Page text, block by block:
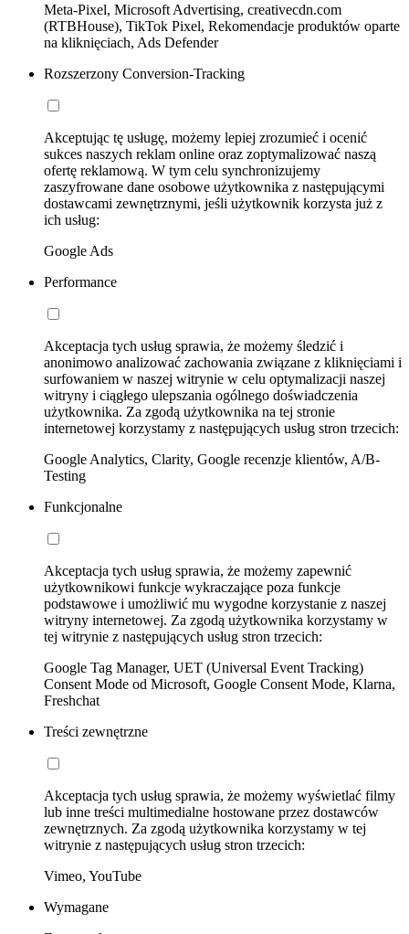
Meta-Pixel, Microsoft Advertising, creativecdn.com
(RTBHouse), TikTok Pixel, Rekomendacje produktów oparte
na kliknięciach, Ads Defender
Rozszerzony Conversion-Tracking
Akceptując tę usługę, możemy lepiej zrozumieć i ocenić
sukces naszych reklam online oraz zoptymalizować naszą
ofertę reklamową. W tym celu synchronizujemy
zaszyfrowane dane osobowe użytkownika z następującymi
dostawcami zewnętrznymi, jeśli użytkownik korzysta już z
ich usług:
Google Ads
Performance
Akceptacja tych usług sprawia, że możemy śledzić i
anonimowo analizować zachowania związane z kliknięciami i
surfowaniem w naszej witrynie w celu optymalizacji naszej
witryny i ciągłego ulepszania ogólnego doświadczenia
użytkownika. Za zgodą użytkownika na tej stronie
internetowej korzystamy z następujących usług stron trzecich:
Google Analytics, Clarity, Google recenzje klientów, A/B-
Testing
Funkcjonalne
Akceptacja tych usług sprawia, że możemy zapewnić
użytkownikowi funkcje wykraczające poza funkcje
podstawowe i umożliwić mu wygodne korzystanie z naszej
witryny internetowej. Za zgodą użytkownika korzystamy w
tej witrynie z następujących usług stron trzecich:
Google Tag Manager, UET (Universal Event Tracking)
Consent Mode od Microsoft, Google Consent Mode, Klarna,
Freshchat
Treści zewnętrzne
Akceptacja tych usług sprawia, że możemy wyświetlać filmy
lub inne treści multimedialne hostowane przez dostawców
zewnętrznych. Za zgodą użytkownika korzystamy w tej
witrynie z następujących usług stron trzecich:
Vimeo, YouTube
Wymagane